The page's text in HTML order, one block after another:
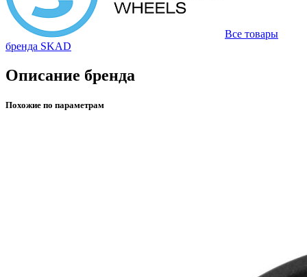
Все товары
бренда SKAD
Описание бренда
Похожие по параметрам